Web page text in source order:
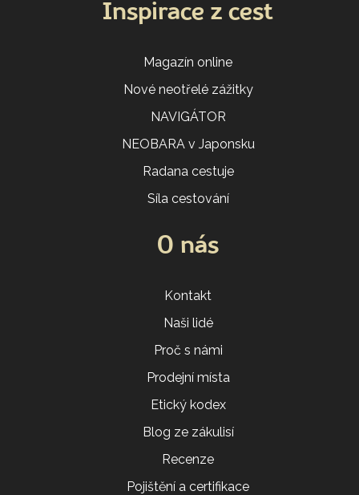
Inspirace z cest
Magazín online
Nové neotřelé zážitky
NAVIGÁTOR
NEOBARA v Japonsku
Radana cestuje
Síla cestování
O nás
Kontakt
Naši lidé
Proč s námi
Prodejní místa
Etický kodex
Blog ze zákulisí
Recenze
Pojištění a certifikace